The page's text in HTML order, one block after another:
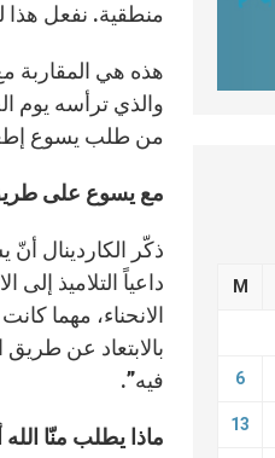
منطقية. نفعل هذا
هذه هي المقاربة
من طلب يسوع
مع يسوع على
ذكّر الكاردينال
داعياً التلاميذ
الانحناء، مهما
بالابتعاد عن
فيه”.
ماذا يطلب منّا
M
6
13